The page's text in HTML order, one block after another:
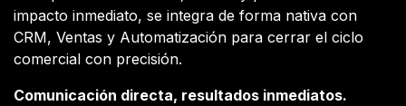
impacto inmediato, se integra de forma nativa con
CRM, Ventas y Automatización para cerrar el ciclo
comercial con precisión.
Comunicación directa, resultados inmediatos.